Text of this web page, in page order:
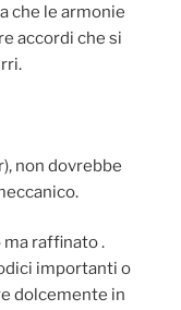
che le armonie
accordi che si
non dovrebbe
raffinato .
importanti o
dolcemente in